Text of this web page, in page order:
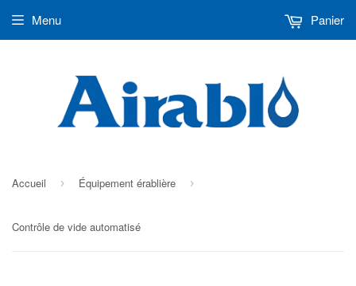
Menu Panier
Accueil › Équipement érablière ›
Contrôle de vide automatisé